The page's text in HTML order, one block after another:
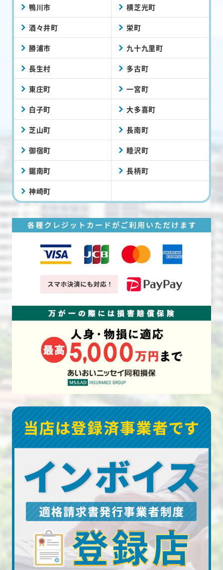
鴨川市 横芝光町
酒々井町 栄町
勝浦市 九十九里町
長生村 多古町
東庄町 一宮町
白子町 大多喜町
芝山町 長南町
御宿町 睦沢町
鋸南町 長柄町
神崎町